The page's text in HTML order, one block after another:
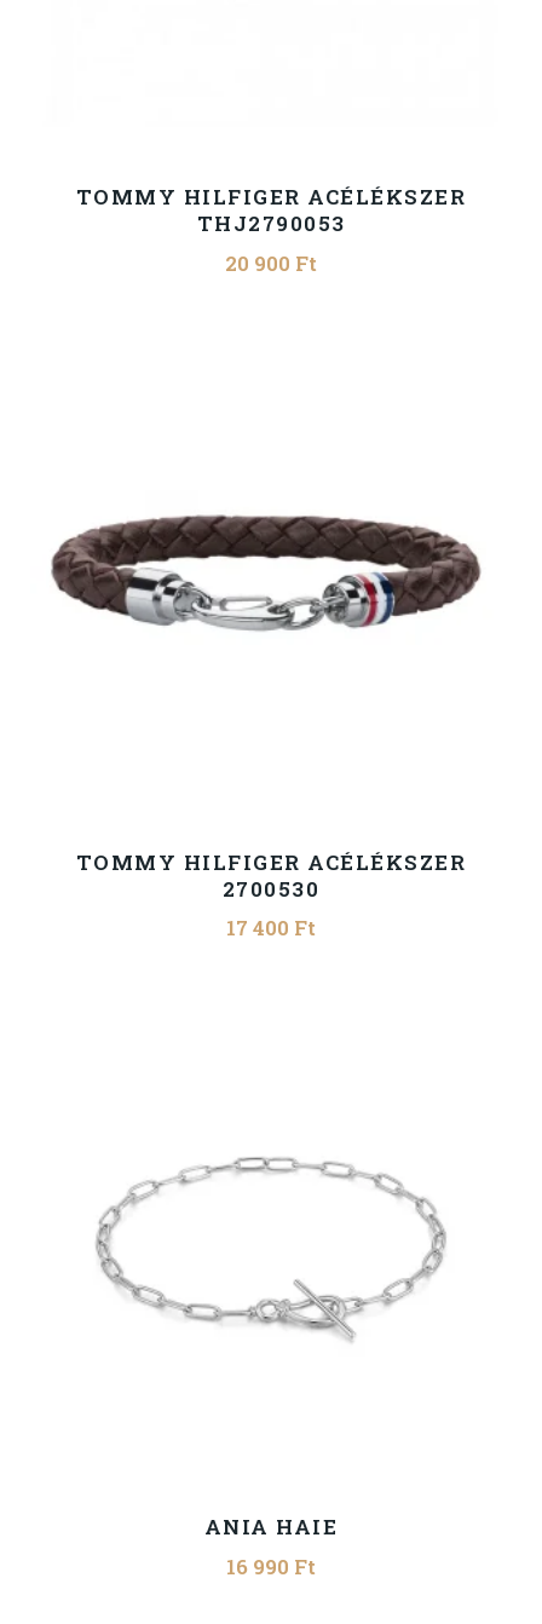
TOMMY HILFIGER ACÉLÉKSZER
THJ2790053
20 900 Ft
TOMMY HILFIGER ACÉLÉKSZER
2700530
17 400 Ft
ANIA HAIE
16 990 Ft